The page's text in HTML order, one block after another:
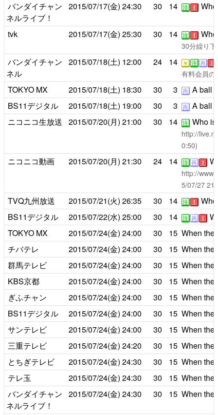
バンダイチャン
ネルライブ！
2015/07/17(金) 24:30 30 14 注 ！
tvk 2015/07/17(金) 25:30 30 14 注 ！
30分繰り
バンダイチャン
ネル
2015/07/18(土) 12:00 24 14 ￥ 注 再 ！
有料会員
TOKYO MX 2015/07/18(土) 18:30 30 3 再 A ball
BS11デジタル
2015/07/18(土) 19:00 30 3 再 A ball
ニコニコ生放送
2015/07/20(月) 21:00 30 14 注 Who
http://
0:50)
ニコニコ動画 2015/07/20(月) 21:30 24 14 注 再 ！
http://
5/07/27
TVQ九州放送 2015/07/21(火) 26:35 30 14 注 ！
BS11デジタル
2015/07/22(水) 25:00 30 14 注 再 ！
TOKYO MX
2015/07/24(金) 24:00 30 15 When the
チバテレ
2015/07/24(金) 24:00 30 15 When the
群馬テレビ
2015/07/24(金) 24:00 30 15 When the
KBS京都
2015/07/24(金) 24:00 30 15 When the
ぎふチャン
2015/07/24(金) 24:00 30 15 When the
BS11デジタル
2015/07/24(金) 24:00 30 15 When the
サンテレビ
2015/07/24(金) 24:00 30 15 When the
三重テレビ
2015/07/24(金) 24:20 30 15 When the
とちぎテレビ
2015/07/24(金) 24:30 30 15 When the
テレ玉
2015/07/24(金) 24:30 30 15 When the
バンダイチャン
ネルライブ！
2015/07/24(金) 24:30 30 15 When the